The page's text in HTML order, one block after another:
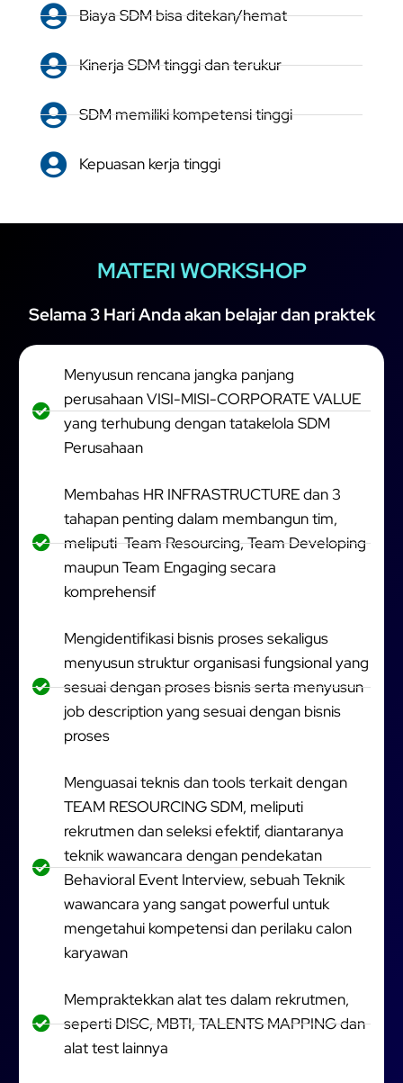
Biaya SDM bisa ditekan/hemat
Kinerja SDM tinggi dan terukur
SDM memiliki kompetensi tinggi
Kepuasan kerja tinggi
MATERI WORKSHOP
Selama 3 Hari Anda akan belajar dan praktek
Menyusun rencana jangka panjang
perusahaan VISI-MISI-CORPORATE VALUE
yang terhubung dengan tatakelola SDM
Perusahaan
Membahas HR INFRASTRUCTURE dan 3
tahapan penting dalam membangun tim,
meliputi Team Resourcing, Team Developing
maupun Team Engaging secara
komprehensif
Mengidentifikasi bisnis proses sekaligus
menyusun struktur organisasi fungsional yang
sesuai dengan proses bisnis serta menyusun
job description yang sesuai dengan bisnis
proses
Menguasai teknis dan tools terkait dengan
TEAM RESOURCING SDM, meliputi
rekrutmen dan seleksi efektif, diantaranya
teknik wawancara dengan pendekatan
Behavioral Event Interview, sebuah Teknik
wawancara yang sangat powerful untuk
mengetahui kompetensi dan perilaku calon
karyawan
Mempraktekkan alat tes dalam rekrutmen,
seperti DISC, MBTI, TALENTS MAPPING dan
alat test lainnya